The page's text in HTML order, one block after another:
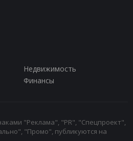
Недвижимость
Финансы
"Реклама", "PR", "Спецпроект",
"Промо", публикуются на